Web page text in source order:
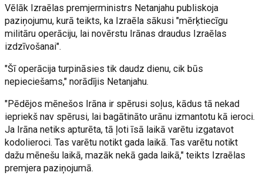
Vēlāk Izraēlas premjerministrs Netanjahu publiskoja
paziņojumu, kurā teikts, ka Izraēla sākusi "mērķtiecīgu
militāru operāciju, lai novērstu Irānas draudus Izraēlas
izdzīvošanai".
"Šī operācija turpināsies tik daudz dienu, cik būs
nepieciešams," norādījis Netanjahu.
"Pēdējos mēnešos Irāna ir spērusi soļus, kādus tā nekad
iepriekš nav spērusi, lai bagātināto urānu izmantotu kā ieroci.
Ja Irāna netiks apturēta, tā ļoti īsā laikā varētu izgatavot
kodolieroci. Tas varētu notikt gada laikā. Tas varētu notikt
dažu mēnešu laikā, mazāk nekā gada laikā," teikts Izraēlas
premjera paziņojumā.